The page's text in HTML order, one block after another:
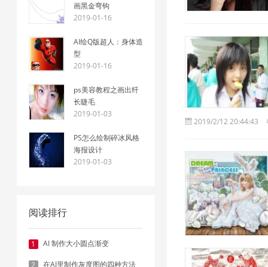
画黑金弯钩
2019-01-16
AI绘Q版超人：身体造
型
2019-01-16
ps美容教程之画出纤
长睫毛
2019-01-03
PS怎么绘制碎冰风格
海报设计
2019-01-03
阅读排行
1 AI 制作大小圆点渐变
2 在AI里制作灰度图的四种方法
2019/2/12 20:44:43